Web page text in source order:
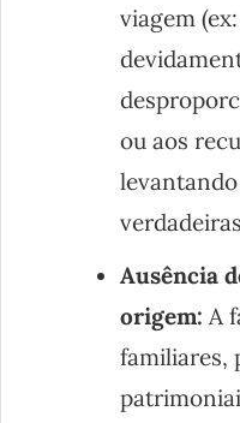
viagem
ou aos
Ausência
origem: A
familiares,